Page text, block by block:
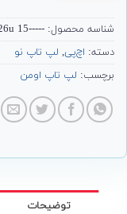
شناسه محصول: -----15 HP Omen Transcend 16-1-rit1026u
دسته: اچ‌پی, لپ تاپ نو
برچسب: لپ تاپ اومن
توضیحات